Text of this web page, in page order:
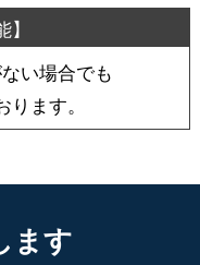
い場合でも
ます。
ます